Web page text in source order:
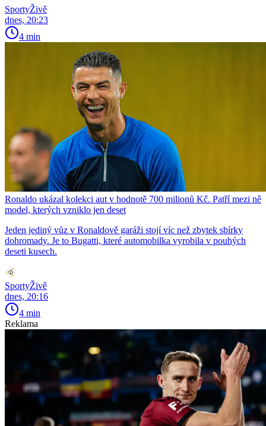
SportyŽivě
dnes, 20:23
4 min
Ronaldo ukázal kolekci aut v hodnotě 700 milionů Kč. Patří mezi ně
model, kterých vzniklo jen deset
Jeden jediný vůz v Ronaldově garáži stojí víc než zbytek sbírky
dohromady. Je to Bugatti, které automobilka vyrobila v pouhých
deseti kusech.
SportyŽivě
dnes, 20:16
4 min
Reklama